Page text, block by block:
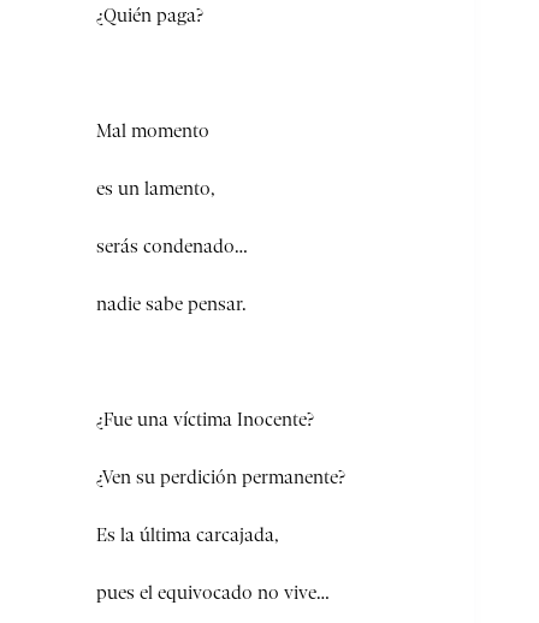
¿Quién paga?
Mal momento
es un lamento,
serás condenado…
nadie sabe pensar.
¿Fue una víctima Inocente?
¿Ven su perdición permanente?
Es la última carcajada,
pues el equivocado no vive…